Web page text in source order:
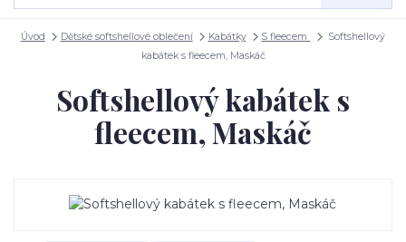
Úvod Dětské softshellové oblečení Kabátky S fleecem
Softshellový
kabátek s fleecem, Maskáč
Softshellový kabátek s
fleecem, Maskáč